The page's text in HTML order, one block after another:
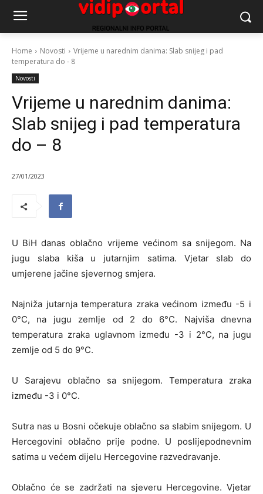
Home Novosti
Vrijeme u narednim danima: Slab snijeg i pad
temperatura do - 8
Novosti
Vrijeme u narednim danima:
Slab snijeg i pad temperatura
do – 8
27/01/2023
U BiH danas oblačno vrijeme većinom sa snijegom. Na
jugu slaba kiša u jutarnjim satima. Vjetar slab do
umjerene jačine sjevernog smjera.
Najniža jutarnja temperatura zraka većinom između -5 i
0°C, na jugu zemlje od 2 do 6°C. Najviša dnevna
temperatura zraka uglavnom između -3 i 2°C, na jugu
zemlje od 5 do 9°C.
U Sarajevu oblačno sa snijegom. Temperatura zraka
između -3 i 0°C.
Sutra nas u Bosni očekuje oblačno sa slabim snijegom. U
Hercegovini oblačno prije podne. U poslijepodnevnim
satima u većem dijelu Hercegovine razvedravanje.
Oblačno će se zadržati na sjeveru Hercegovine. Vjetar